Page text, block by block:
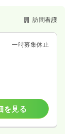
訪問看護
一時募集休止
を見る